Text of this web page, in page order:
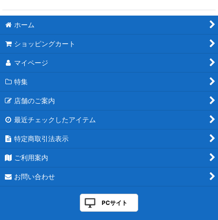
ホーム
ショッピングカート
マイページ
特集
店舗のご案内
最近チェックしたアイテム
特定商取引法表示
ご利用案内
お問い合わせ
PCサイト